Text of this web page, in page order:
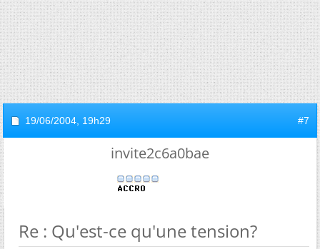
19/06/2004, 19h29 #7
invite2c6a0bae
Re : Qu'est-ce qu'une tension?